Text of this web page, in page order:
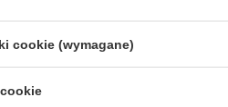
cookie (wymagane)